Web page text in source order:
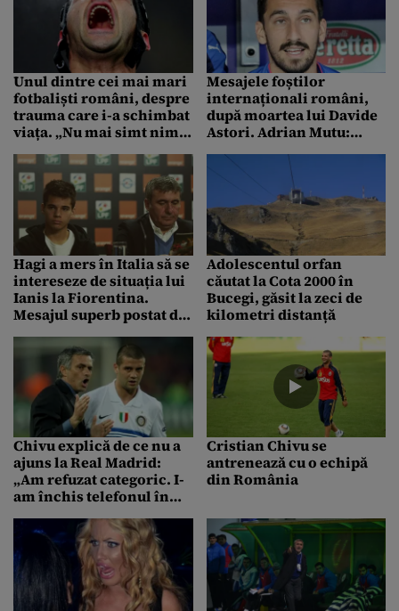
Unul dintre cei mai mari
fotbaliști români, despre
trauma care i-a schimbat
viața. „Nu mai simt nimic
stângi. Mi-am pus mâna
în cap și era o gaură”
Mesajele foștilor
internaționali români,
după moartea lui Davide
Astori. Adrian Mutu:
Hagi a mers în Italia să se
intereseze de situația lui
Ianis la Fiorentina.
Mesajul superb postat de
Adolescentul orfan
căutat la Cota 2000 în
Bucegi, găsit la zeci de
kilometri distanță
Chivu explică de ce nu a
ajuns la Real Madrid:
„Am refuzat categoric. I-
am închis telefonul în
Cristian Chivu se
antrenează cu o echipă
din România